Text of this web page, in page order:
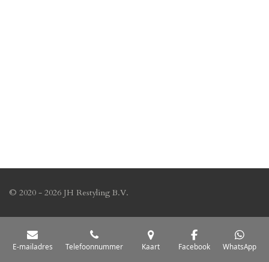
© 2020 - 2026 JH Restyling B.V.
E-mailadres Telefoonnummer Kaart Facebook WhatsApp